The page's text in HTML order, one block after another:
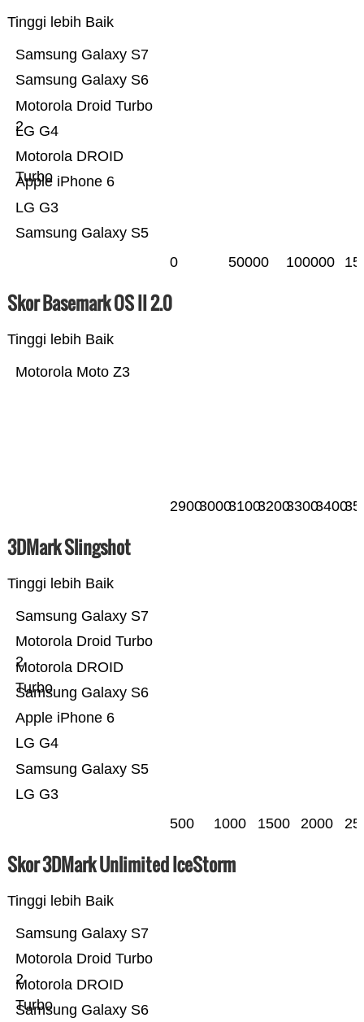
Tinggi lebih Baik
Samsung Galaxy S5
LG G3
Apple iPhone 6
Motorola DROID
Turbo
LG G4
Motorola Droid Turbo
2
Samsung Galaxy S6
Samsung Galaxy S7
0 50000 100000
Skor Basemark OS II 2.0
Tinggi lebih Baik
Motorola Moto Z3
290030003100320033003400
3DMark Slingshot
Tinggi lebih Baik
LG G3
Samsung Galaxy S5
LG G4
Apple iPhone 6
Samsung Galaxy S6
Motorola DROID
Turbo
Motorola Droid Turbo
2
Samsung Galaxy S7
500 1000 1500 2000
Skor 3DMark Unlimited IceStorm
Tinggi lebih Baik
Samsung Galaxy S6
Motorola DROID
Turbo
Motorola Droid Turbo
2
Samsung Galaxy S7